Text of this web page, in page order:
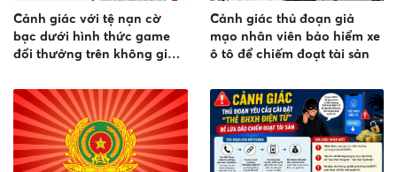
Cảnh giác với tệ nạn cờ
bạc dưới hình thức game
đổi thưởng trên không gian
Cảnh giác thủ đoạn giả
mạo nhân viên bảo hiểm xe
ô tô để chiếm đoạt tài sản